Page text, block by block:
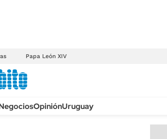
Papa León XIV
OpiniónUruguay